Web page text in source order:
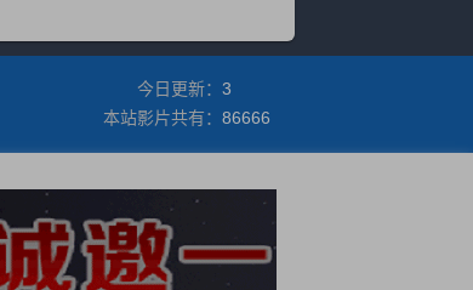
今日更新： 3
本站影片共有： 86666